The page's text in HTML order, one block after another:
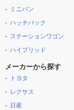
ミニバン
ハッチバック
ステーションワゴン
ハイブリッド
メーカーから探す
トヨタ
レクサス
日産